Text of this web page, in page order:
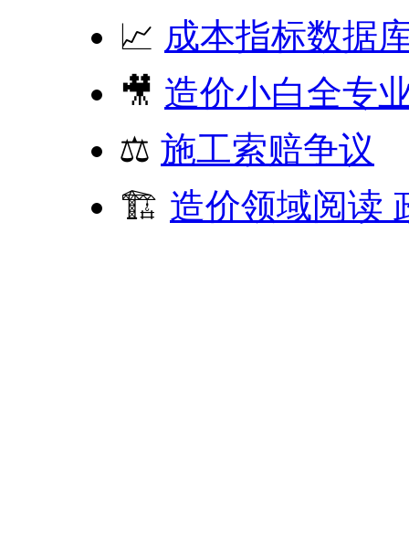
📈 成本指标数据
🎥 造价小白全专
⚖️ 施工索赔争议
🏗️ 造价领域阅读